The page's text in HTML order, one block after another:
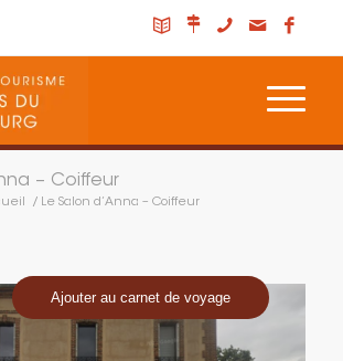
– Coiffeur
/ Le Salon d’Anna – Coiffeur
Ajouter au carnet de voyage